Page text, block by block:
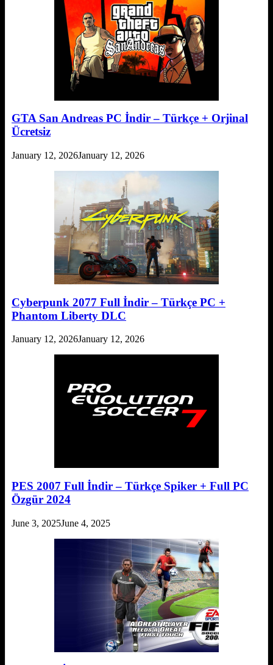
GTA San Andreas PC İndir – Türkçe + Orjinal
Ücretsiz
January 12, 2026January 12, 2026
Cyberpunk 2077 Full İndir – Türkçe PC +
Phantom Liberty DLC
January 12, 2026January 12, 2026
PES 2007 Full İndir – Türkçe Spiker + Full PC
Özgür 2024
June 3, 2025June 4, 2025